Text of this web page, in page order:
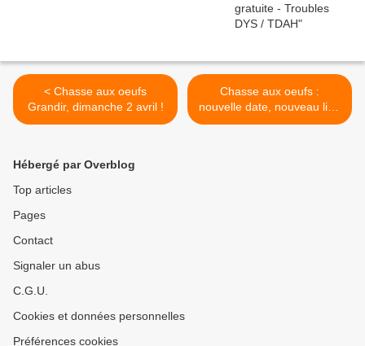
< Chasse aux oeufs
Grandir, dimanche 2 avril !
Chasse aux oeufs :
nouvelle date, nouveau lieu
! Vendredi 7 avril au Parc
Hébergé par Overblog
Top articles
Pages
Contact
Signaler un abus
C.G.U.
Cookies et données personnelles
Préférences cookies